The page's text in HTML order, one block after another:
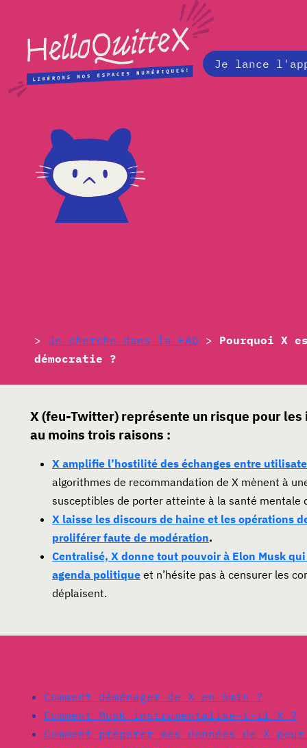
Je lance
> Je cherche dans la FAQ > Pourquoi X
démocratie ?
X (feu-Twitter) représente un risque pour
au moins trois raisons :
X amplifie l’hostilité des échanges entre
algorithmes de recommandation de X mènent à
susceptibles de porter atteinte à la santé mentale
X laisse les discours de haine et les opérations
proliférer faute de modération.
Centralisé, X donne tout pouvoir à Elon Musk
agenda politique et n’hésite pas à censurer les
déplaisent.
Comment déménager de X en 5min ?
Comment Musk instrumentalise-t-il X ?
Comment préparer mes données de X